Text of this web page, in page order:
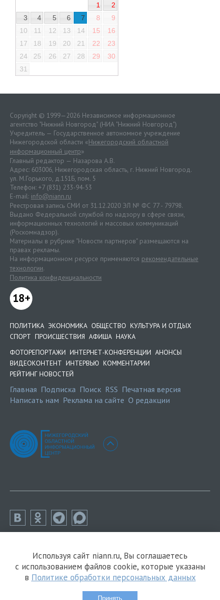
1
2
3
4 5 6 7 8
9
10
11 12 13 14 15
16
17
18 19 20 21 22
23
24
25 26 27 28 29
30
31
Copyright © 1999—2026 Независимое информационное
агентство "Нижний Новгород" (НИА "Нижний Новгород")
Учредитель — Государственное автономное учреждение
Нижегородской области «Нижегородский областной
информационный центр»
Главный редактор — Назарова А.В.
Адрес: 603006, Нижегородская область, г. Нижний Новгород.
ул. М.Горького, д.151Б, пом. 5
Телефон: +7 (831) 233-94-53
E-mail: info@niann.ru
Реестровая запись СМИ от 31.12.2020 ЭЛ № ФС 77 - 79798.
Выдано Федеральной службой по надзору в сфере связи,
информационных технологий и массовых коммуникаций
(Роскомнадзор).
Материалы в рубрике "Новости партнеров" размещаются на
правах рекламы.
На информационном ресурсе применяются рекомендательные
технологии.
Политика конфиденциальности
18+
ПОЛИТИКА ЭКОНОМИКА ОБЩЕСТВО КУЛЬТУРА И ОТДЫХ
СПОРТ ПРОИСШЕСТВИЯ АФИША НАУКА
ФОТОРЕПОРТАЖИ ИНТЕРНЕТ-КОНФЕРЕНЦИИ АНОНСЫ
ВИДЕОКОНТЕНТ ИНТЕРВЬЮ КОММЕНТАРИИ
РЕЙТИНГ НОВОСТЕЙ
Главная Подписка Поиск RSS Печатная версия
Написать нам Реклама на сайте О редакции
Используя сайт niann.ru, Вы соглашаетесь
с использованием файлов cookie, которые указаны
в Политике обработки персональных данных
Принять